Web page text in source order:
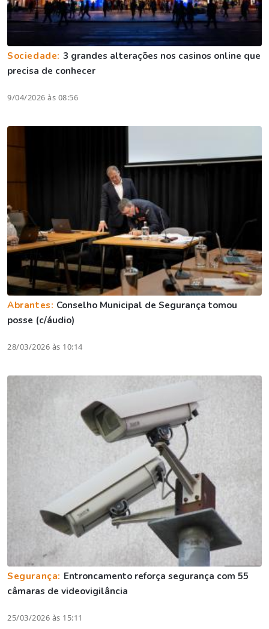
Sociedade: 3 grandes alterações nos casinos online que
precisa de conhecer
9/04/2026 às 08:56
Abrantes: Conselho Municipal de Segurança tomou
posse (c/áudio)
28/03/2026 às 10:14
Segurança: Entroncamento reforça segurança com 55
câmaras de videovigilância
25/03/2026 às 15:11